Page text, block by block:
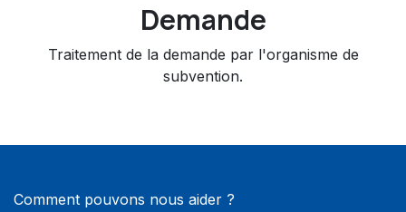
Demande
Traitement de la demande par l'organisme de
subvention.
Comment pouvons nous aider ?